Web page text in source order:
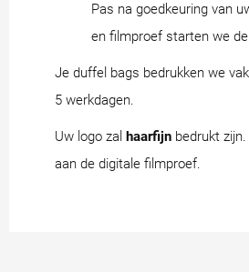
Pas na goedkeuring van
en filmproef starten we
Je duffel bags bedrukken we
5 werkdagen.
Uw logo zal haarfijn bedrukt
aan de digitale filmproef.